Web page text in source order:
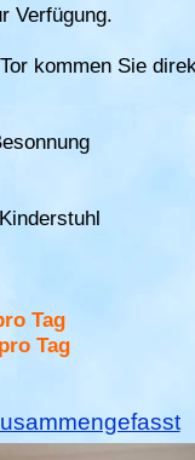
Verfügung.
kommen Sie
Tag
Tag